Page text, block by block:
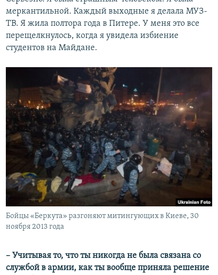
меркантильной. Каждый выходные я делала МУЗ-
ТВ. Я жила полтора года в Питере. У меня это все
перещелкнулось, когда я увидела избиение
студентов на Майдане.
Бойцы «Беркута» разгоняют митингующих в Киеве, 30
ноября 2013 года
– Учитывая то, что ты никогда не была связана со
службой в армии, как ты вообще приняла решение